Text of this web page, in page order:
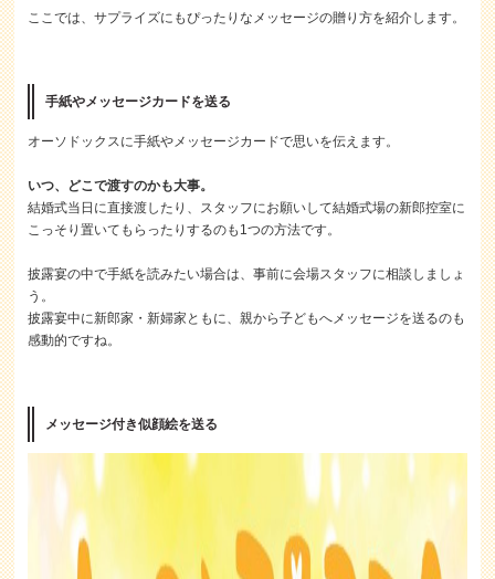
ここでは、サプライズにもぴったりなメッセージの贈り方を紹介します。
手紙やメッセージカードを送る
オーソドックスに手紙やメッセージカードで思いを伝えます。
いつ、どこで渡すのかも大事。
結婚式当日に直接渡したり、スタッフにお願いして結婚式場の新郎控室に
こっそり置いてもらったりするのも1つの方法です。
披露宴の中で手紙を読みたい場合は、事前に会場スタッフに相談しましょ
う。
披露宴中に新郎家・新婦家ともに、親から子どもへメッセージを送るのも
感動的ですね。
メッセージ付き似顔絵を送る